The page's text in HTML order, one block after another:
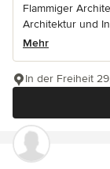
Flammiger
Architektur und
Mehr
In der Freiheit